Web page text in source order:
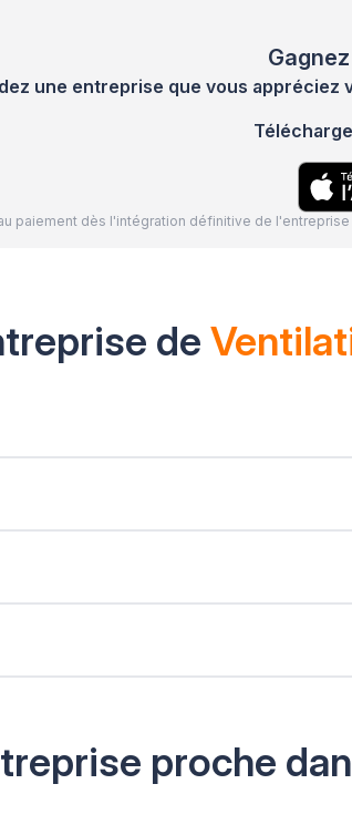
une entreprise que vous appréciez
paiement dès l'intégration définitive de
de
proche